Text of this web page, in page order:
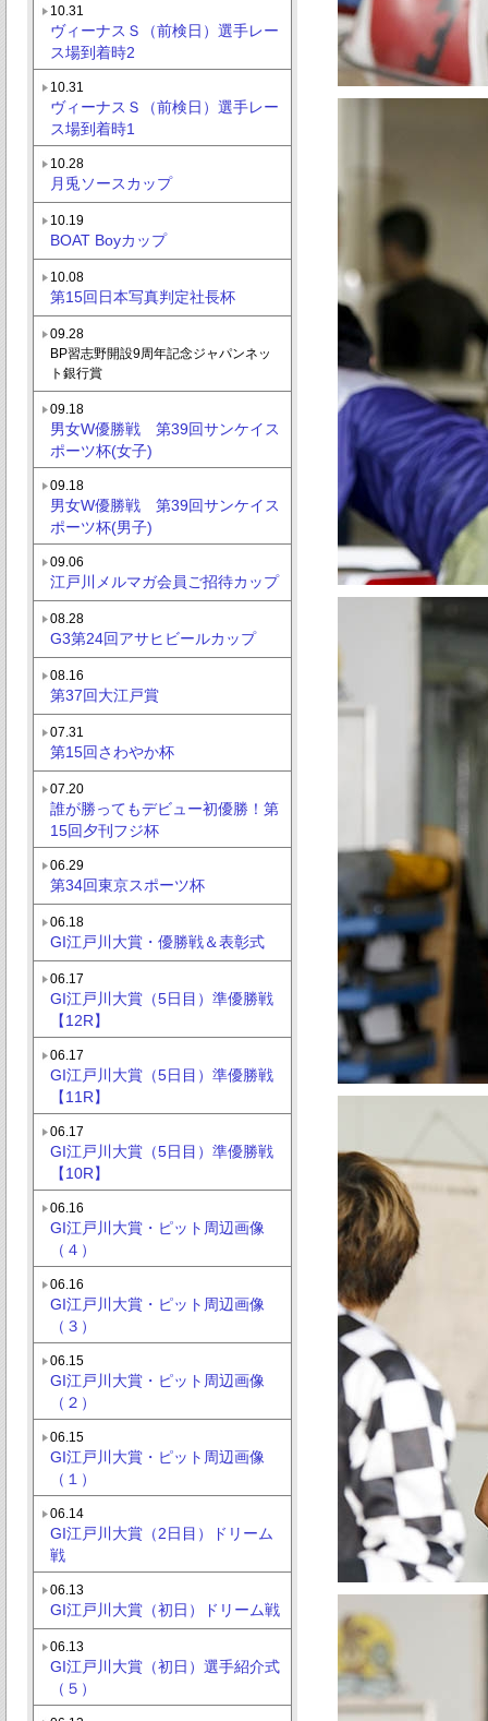
10.31
ヴィーナスＳ（前検日）選手レー
ス場到着時2
10.31
ヴィーナスＳ（前検日）選手レー
ス場到着時1
10.28
月兎ソースカップ
10.19
BOAT Boyカップ
10.08
第15回日本写真判定社長杯
09.28
BP習志野開設9周年記念ジャパンネッ
ト銀行賞
09.18
男女W優勝戦 第39回サンケイス
ポーツ杯(女子)
09.18
男女W優勝戦 第39回サンケイス
ポーツ杯(男子)
09.06
江戸川メルマガ会員ご招待カップ
08.28
G3第24回アサヒビールカップ
08.16
第37回大江戸賞
07.31
第15回さわやか杯
07.20
誰が勝ってもデビュー初優勝！第
15回夕刊フジ杯
06.29
第34回東京スポーツ杯
06.18
GI江戸川大賞・優勝戦＆表彰式
06.17
GI江戸川大賞（5日目）準優勝戦
【12R】
06.17
GI江戸川大賞（5日目）準優勝戦
【11R】
06.17
GI江戸川大賞（5日目）準優勝戦
【10R】
06.16
GI江戸川大賞・ピット周辺画像
（４）
06.16
GI江戸川大賞・ピット周辺画像
（３）
06.15
GI江戸川大賞・ピット周辺画像
（２）
06.15
GI江戸川大賞・ピット周辺画像
（１）
06.14
GI江戸川大賞（2日目）ドリーム
戦
06.13
GI江戸川大賞（初日）ドリーム戦
06.13
GI江戸川大賞（初日）選手紹介式
（５）